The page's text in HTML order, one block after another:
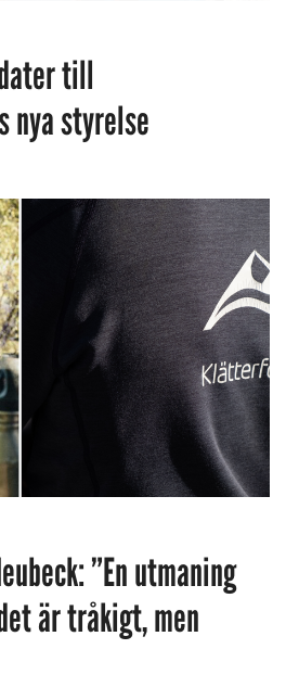
till
nya styrelse
”En utmaning
är tråkigt, men